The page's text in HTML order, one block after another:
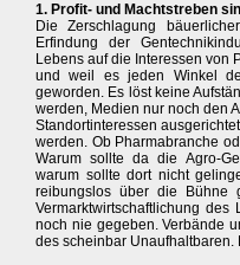
1. Profit- und Machtstreben
Die Zerschlagung
Erfindung der
Lebens auf die Interessen von
und weil es jeden Winkel
geworden. Es löst keine
werden, Medien nur noch den
Standortinteressen
werden. Ob Pharmabranche
Warum sollte da die Agro-
warum sollte dort nicht
reibungslos über die Bühne
Vermarktwirtschaftlichung
noch nie gegeben. Verbände
des scheinbar Unaufhaltbaren.